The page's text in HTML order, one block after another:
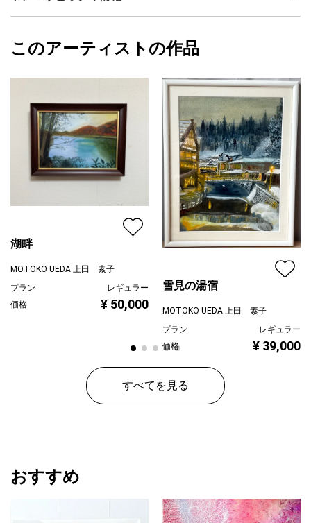
カラー
ホワイト
グレー
配送目安
二週間以内
フォローする
MOTOKO UEDA 上田 素子
このアーティストの作品
湖畔
MOTOKO UEDA 上田 素子
プラン
レギュラー
価格
¥ 50,000
雪見の湯宿
MOTOKO UEDA 上田 素子
プラン
レギュラー
価格
¥ 39,000
すべてを見る
おすすめ